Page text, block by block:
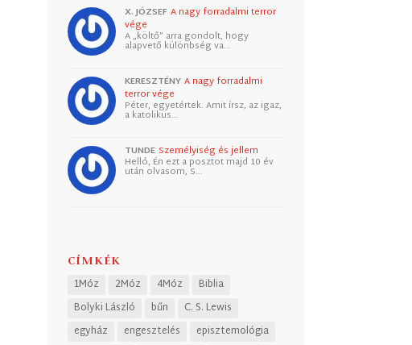
X. JÓZSEF A nagy forradalmi terror
vége
A „költő” arra gondolt, hogy
alapvető különbség va…
KERESZTÉNY A nagy forradalmi
terror vége
Péter, egyetértek. Amit írsz, az igaz,
a katolikus…
TUNDE Személyiség és jellem
Helló, Én ezt a posztot majd 10 év
után olvasom, S…
CÍMKÉK
1Móz 2Móz 4Móz
Biblia
Bolyki László
bűn
C. S. Lewis
egyház
engesztelés
episztemológia